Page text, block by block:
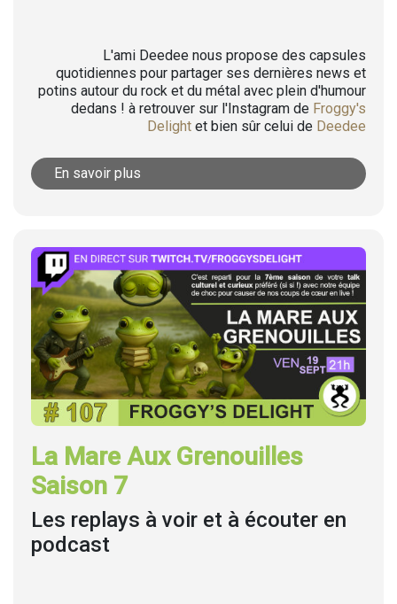
L'ami Deedee nous propose des capsules
quotidiennes pour partager ses dernières news et
potins autour du rock et du métal avec plein d'humour
dedans ! à retrouver sur l'Instagram de Froggy's
Delight et bien sûr celui de Deedee
En savoir plus
La Mare Aux Grenouilles
Saison 7
Les replays à voir et à écouter en
podcast